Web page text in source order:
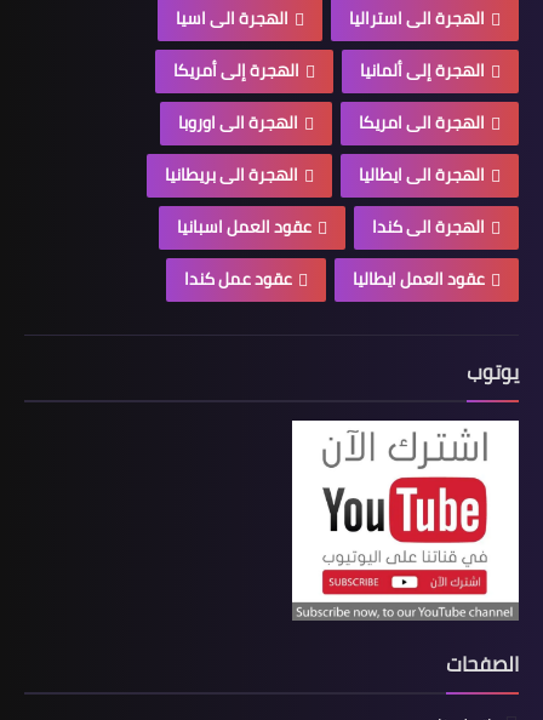
الهجرة الى استراليا
الهجرة الى اسيا
الهجرة إلى ألمانيا
الهجرة إلى أمريكا
الهجرة الى امريكا
الهجرة الى اوروبا
الهجرة الى ايطاليا
الهجرة الى بريطانيا
الهجرة الى كندا
عقود العمل اسبانيا
عقود العمل ايطاليا
عقود عمل كندا
يوتوب
الصفحات